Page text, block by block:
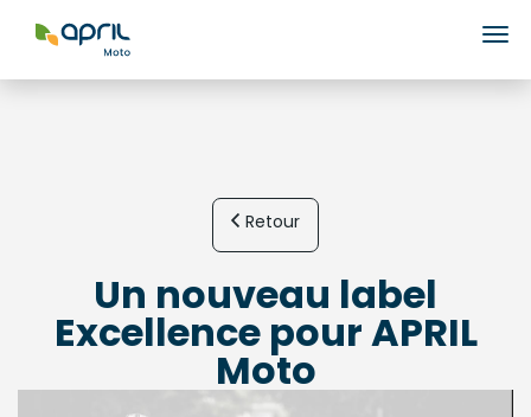
Retour
Un nouveau label
Excellence pour APRIL
Moto